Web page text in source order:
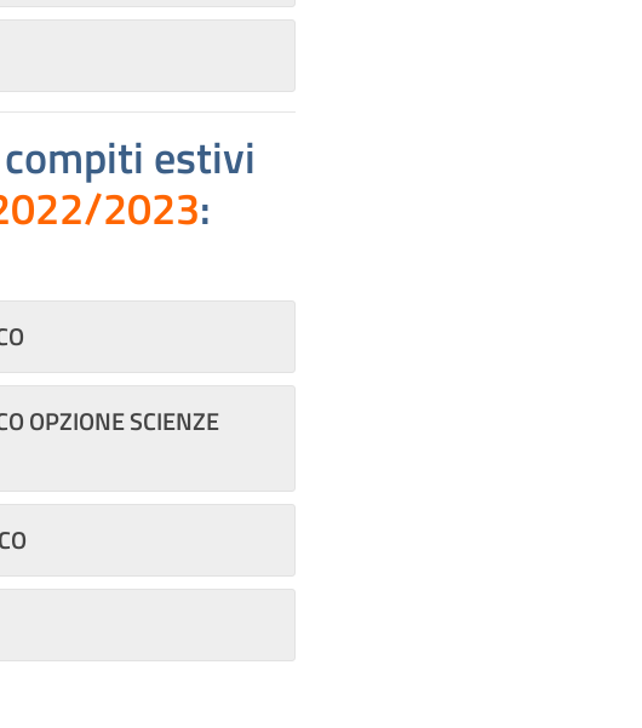
estivi
2023:
OPZIONE SCIENZE